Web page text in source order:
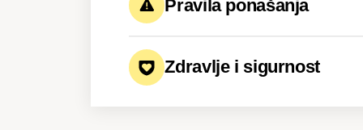
Pravila ponašanja
Najkasnije vrijeme odlaska
Zdravlje i sigurnost